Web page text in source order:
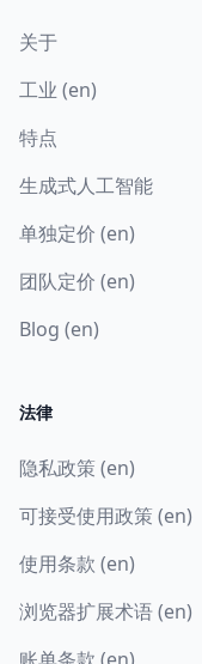
关于
工业 (en)
特点
生成式人工智能
单独定价 (en)
团队定价 (en)
Blog (en)
法律
隐私政策 (en)
可接受使用政策 (en)
使用条款 (en)
浏览器扩展术语 (en)